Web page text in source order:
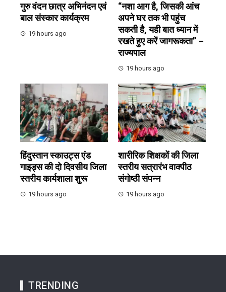
गुरु वंदन छात्र अभिनंदन एवं
बाल संस्कार कार्यक्रम
19 hours ago
“नशा आग है, जिसकी आंच
अपने घर तक भी पहुंच
सकती है, यही बात ध्यान में
रखते हुए करें जागरूकता” –
राज्यपाल
19 hours ago
हिंदुस्तान स्काउट्स एंड
गाइड्स की दो दिवसीय जिला
स्तरीय कार्यशाला शुरू
19 hours ago
शारीरिक शिक्षकों की जिला
स्तरीय सत्रारंभ वाक्पीठ
संगोष्ठी संपन्न
19 hours ago
TRENDING